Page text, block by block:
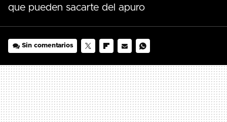
que pueden sacarte del apuro
Sin comentarios
MAIL